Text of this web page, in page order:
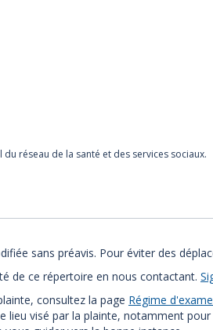
réseau de la santé et des services sociaux.
sans préavis. Pour éviter des
de ce répertoire en nous contactant.
consultez la page Régime
lieu visé par la plainte, notamment